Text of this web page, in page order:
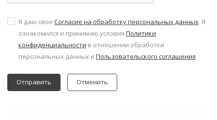
Я даю свое Согласие на обработку персональных данных. Я
ознакомился и принимаю условия Политики
конфиденциальности в отношении обработки
персональных данных и Пользовательского соглашения
Отменить